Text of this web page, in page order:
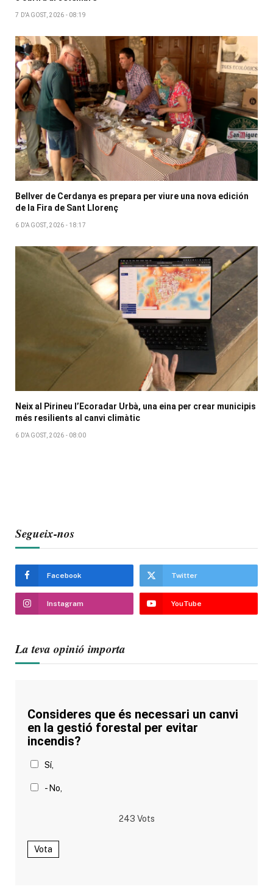
7 D'AGOST, 2026 - 08:19
Bellver de Cerdanya es prepara per viure una nova edición
de la Fira de Sant Llorenç
6 D'AGOST, 2026 - 18:17
Neix al Pirineu l’Ecoradar Urbà, una eina per crear municipis
més resilients al canvi climàtic
6 D'AGOST, 2026 - 08:00
Segueix-nos
Facebook Twitter
Instagram YouTube
La teva opinió importa
Consideres que és necessari un canvi
en la gestió forestal per evitar
incendis?
Sí,
- No,
243 Vots
Vota